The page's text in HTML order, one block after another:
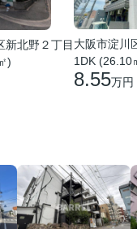
新北野２丁目
)
大阪市淀川
1DK (26.10
8.55万円